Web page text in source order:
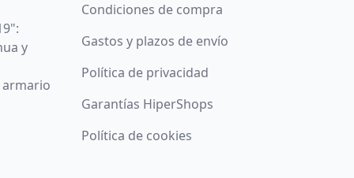
y
armario
Condiciones de compra
Gastos y plazos de envío
Política de privacidad
Garantías HiperShops
Política de cookies